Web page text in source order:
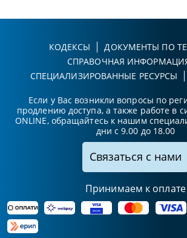
КОДЕКСЫ
ДОКУМЕНТЫ ПО
СПРАВОЧНАЯ
СПЕЦИАЛИЗИРОВАННЫЕ РЕСУРСЫ
Если у Вас возникли вопросы по
продлению доступа, а также работе в
ONLINE, обращайтесь к нашим
дни с 9.00 до 18.00
Связаться с нами
Принимаем к оплате